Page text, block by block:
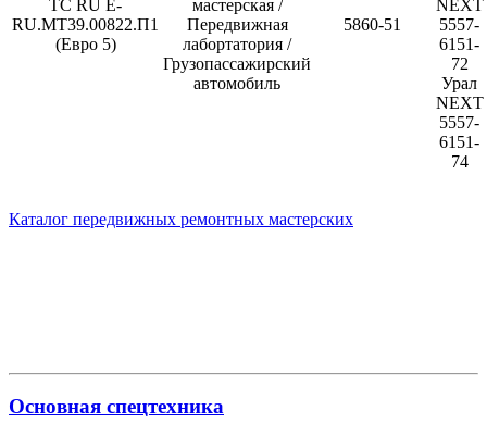
ТС RU E-
RU.МТ39.00822.П1
(Евро 5)
мастерская /
Передвижная
лабортатория /
Грузопассажирский
автомобиль
5860-51
NEXT
5557-
6151-
72
Урал
NEXT
5557-
6151-
74
Каталог передвижных ремонтных мастерских
Основная спецтехника